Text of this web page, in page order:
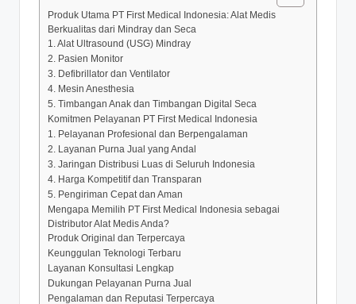
Produk Utama PT First Medical Indonesia: Alat Medis
Berkualitas dari Mindray dan Seca
1. Alat Ultrasound (USG) Mindray
2. Pasien Monitor
3. Defibrillator dan Ventilator
4. Mesin Anesthesia
5. Timbangan Anak dan Timbangan Digital Seca
Komitmen Pelayanan PT First Medical Indonesia
1. Pelayanan Profesional dan Berpengalaman
2. Layanan Purna Jual yang Andal
3. Jaringan Distribusi Luas di Seluruh Indonesia
4. Harga Kompetitif dan Transparan
5. Pengiriman Cepat dan Aman
Mengapa Memilih PT First Medical Indonesia sebagai
Distributor Alat Medis Anda?
Produk Original dan Terpercaya
Keunggulan Teknologi Terbaru
Layanan Konsultasi Lengkap
Dukungan Pelayanan Purna Jual
Pengalaman dan Reputasi Terpercaya